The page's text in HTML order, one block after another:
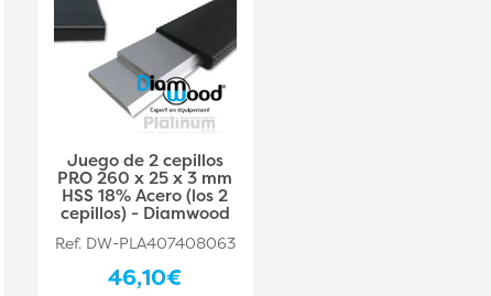
Juego de 2 cepillos
PRO 260 x 25 x 3 mm
HSS 18% Acero (los 2
cepillos) - Diamwood
Ref. DW-PLA407408063
46,10€